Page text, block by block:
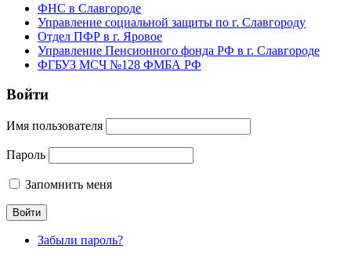
ФНС в Славгороде
Управление социальной защиты по г. Славгороду
Отдел ПФР в г. Яровое
Управление Пенсионного фонда РФ в г. Славгороде
ФГБУЗ МСЧ №128 ФМБА РФ
Войти
Имя пользователя
Пароль
Запомнить меня
Забыли пароль?